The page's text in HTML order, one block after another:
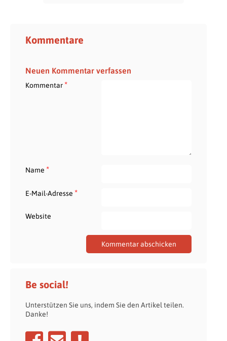
Kommentare
Neuen Kommentar verfassen
Kommentar*
Name *
E-Mail-Adresse *
Website
Be social!
Unterstützen Sie uns, indem Sie den Artikel teilen.
Danke!